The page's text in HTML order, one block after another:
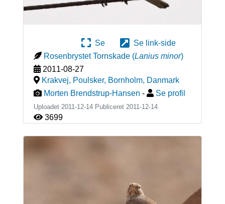
Se
Se link-side
Rosenbrystet Tornskade (Lanius minor)
2011-08-27
Krakvej, Poulsker, Bornholm, Danmark
Morten Brendstrup-Hansen - Se profil
Uploadet 2011-12-14 Publiceret 2011-12-14
3699